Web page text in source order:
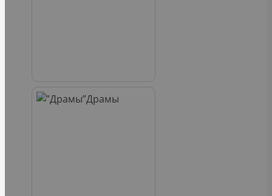
Драмы